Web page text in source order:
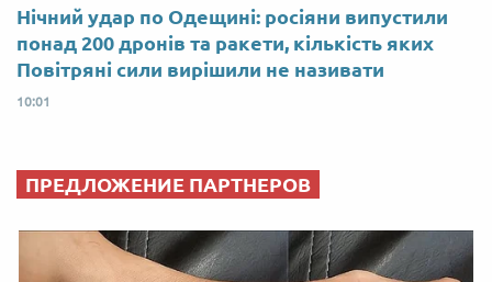
Нічний удар по Одещині: росіяни випустили
понад 200 дронів та ракети, кількість яких
Повітряні сили вирішили не називати
10:01
ПРЕДЛОЖЕНИЕ ПАРТНЕРОВ